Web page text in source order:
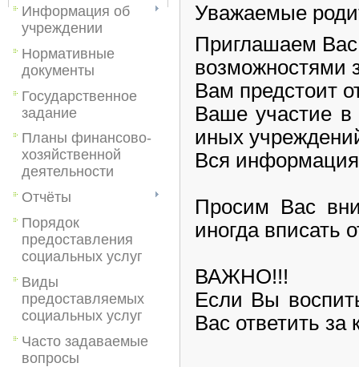
Информация об
учреждении
Нормативные
документы
Государственное
задание
Планы финансово-
хозяйственной
деятельности
Отчёты
Порядок
предоставления
социальных услуг
Виды
предоставляемых
социальных услуг
Часто задаваемые
вопросы
Уважаемые
Приглашаем
возможностями
Вам предстоит
Ваше участие в
иных
Вся
Просим Вас
иногда вписать
ВАЖНО!!!
Если Вы
Вас ответить за